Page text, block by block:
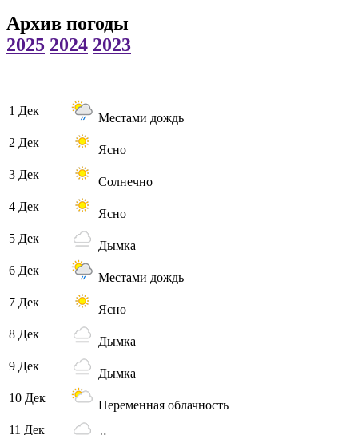
Архив погоды
2025 2024 2023
1 Дек
Местами дождь
2 Дек
Ясно
3 Дек
Солнечно
4 Дек
Ясно
5 Дек
Дымка
6 Дек
Местами дождь
7 Дек
Ясно
8 Дек
Дымка
9 Дек
Дымка
10 Дек
Переменная облачность
11 Дек